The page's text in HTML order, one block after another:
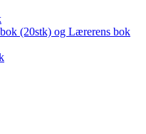
(20stk) og Lærerens bok